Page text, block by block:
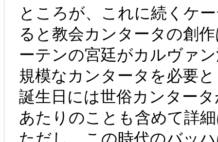
ところが、これに続くケ
ると教会カンタータの創
ーテンの宮廷がカルヴァ
規模なカンタータを必要
誕生日には世俗カンター
あたりのことも含めて詳
ただし、この時代のバッ